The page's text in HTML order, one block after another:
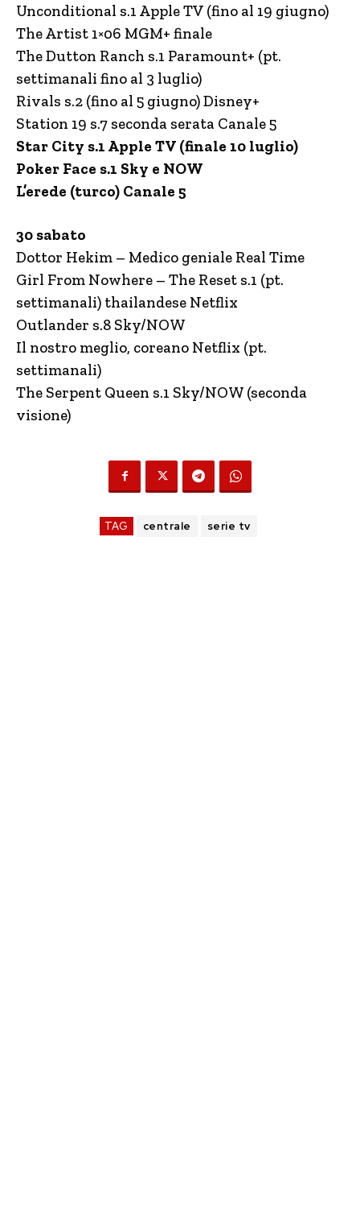
Unconditional s.1 Apple TV (fino al 19 giugno)
The Artist 1×06 MGM+ finale
The Dutton Ranch s.1 Paramount+ (pt.
settimanali fino al 3 luglio)
Rivals s.2 (fino al 5 giugno) Disney+
Station 19 s.7 seconda serata Canale 5
Star City s.1 Apple TV (finale 10 luglio)
Poker Face s.1 Sky e NOW
L’erede (turco) Canale 5
30 sabato
Dottor Hekim – Medico geniale Real Time
Girl From Nowhere – The Reset s.1 (pt.
settimanali) thailandese Netflix
Outlander s.8 Sky/NOW
Il nostro meglio, coreano Netflix (pt.
settimanali)
The Serpent Queen s.1 Sky/NOW (seconda
visione)
TAG centrale serie tv